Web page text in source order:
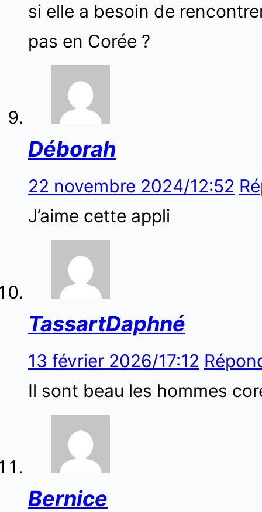
si elle a besoin de
pas en Corée ?
Déborah
22 novembre 2024/12:52
J’aime cette appli
TassartDaphné
13 février 2026/17:12
Il sont beau les hommes
Bernice